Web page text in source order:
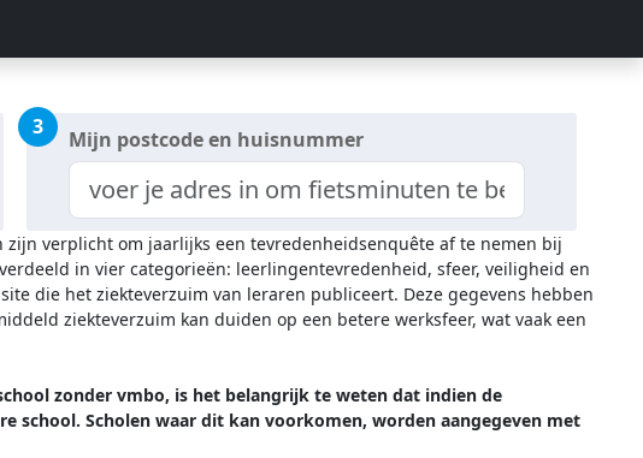
3 Mijn postcode en huisnummer
zijn verplicht om jaarlijks een tevredenheidsenquête af te nemen bij
in vier categorieën: leerlingentevredenheid, sfeer, veiligheid en
die het ziekteverzuim van leraren publiceert. Deze gegevens hebben
ziekteverzuim kan duiden op een betere werksfeer, wat vaak een
zonder vmbo, is het belangrijk te weten dat indien de
school. Scholen waar dit kan voorkomen, worden aangegeven met